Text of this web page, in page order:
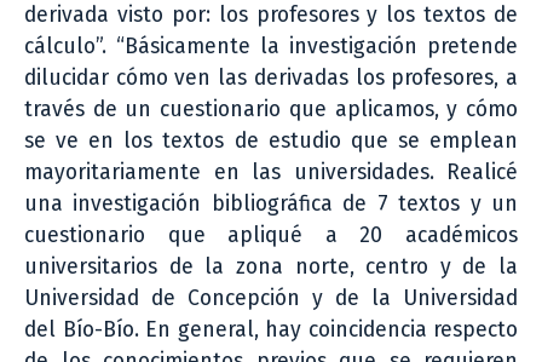
derivada visto por: los profesores y los textos de
cálculo”. “Básicamente la investigación pretende
dilucidar cómo ven las derivadas los profesores, a
través de un cuestionario que aplicamos, y cómo
se ve en los textos de estudio que se emplean
mayoritariamente en las universidades. Realicé
una investigación bibliográfica de 7 textos y un
cuestionario que apliqué a 20 académicos
universitarios de la zona norte, centro y de la
Universidad de Concepción y de la Universidad
del Bío-Bío. En general, hay coincidencia respecto